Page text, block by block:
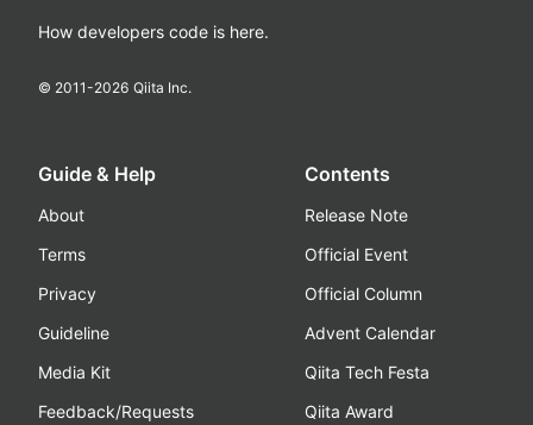
How developers code is here.
© 2011-2026 Qiita Inc.
Guide & Help
About
Terms
Privacy
Guideline
Media Kit
Feedback/Requests
Contents
Release Note
Official Event
Official Column
Advent Calendar
Qiita Tech Festa
Qiita Award